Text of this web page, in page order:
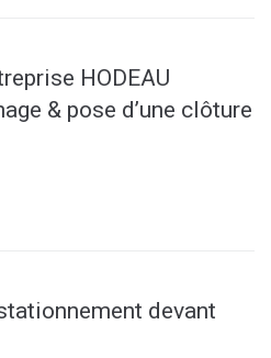
HODEAU
& pose d’une clôture
devant